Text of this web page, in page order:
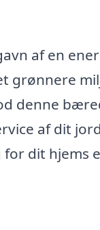
af en
grønnere
denne
af dit
dit hjems